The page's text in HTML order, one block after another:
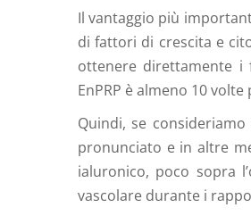
Il vantaggio più
di fattori di crescita e
ottenere direttamente i
EnPRP è almeno 10
Quindi, se
pronunciato e in altre
ialuronico, poco sopra
vascolare durante i